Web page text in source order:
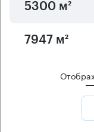
5300 м²
7947 м²